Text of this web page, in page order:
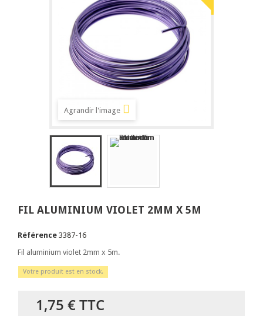
Agrandir l'image
FIL ALUMINIUM VIOLET 2MM X 5M
Référence 3387-16
Fil aluminium violet 2mm x 5m.
Votre produit est en stock.
1,75 €TTC